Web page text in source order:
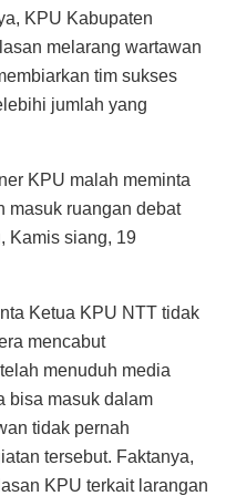
KPU Kabupaten
melarang wartawan
tim sukses
jumlah yang
KPU malah meminta
masuk ruangan debat
Kamis siang, 19
Ketua KPU NTT tidak
mencabut
menuduh media
bisa masuk dalam
tidak pernah
tersebut. Faktanya,
KPU terkait larangan